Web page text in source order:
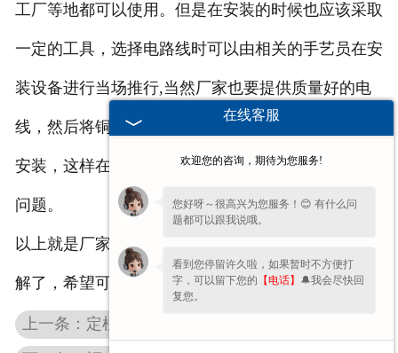
工厂等地都可以使用。但是在安装的时候也应该采取
一定的工具，选择电路线时可以由相关的手艺员在安
装设备进行当场推行,当然厂家也要提供质量好的电
线，然后将铜布线鼻对接在电缆线上，如此就完成了
安装，这样在使用悬臂吊的过程中就不会出现很多的
问题。
以上就是厂家为您介绍的关于定柱式悬臂吊的相关讲
解了，希望可以帮到您。
上一条：定柱式悬臂吊运行平稳，非常实用
在线客服
欢迎您的咨询，期待为您服务!
您好呀～很高兴为您服务！😊 有什么问
题都可以跟我说哦。
看到您停留许久啦，如果暂时不方便打
字，可以留下您的 【电话】 🔔我会尽快回
复您。